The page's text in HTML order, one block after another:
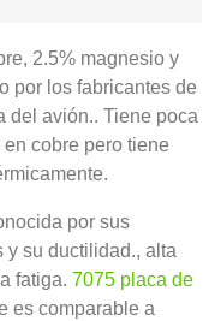
2.5% magnesio y
por los fabricantes de
del avión.. Tiene poca
cobre pero tiene
por sus
su ductilidad., alta
fatiga. 7075 placa de
es comparable a